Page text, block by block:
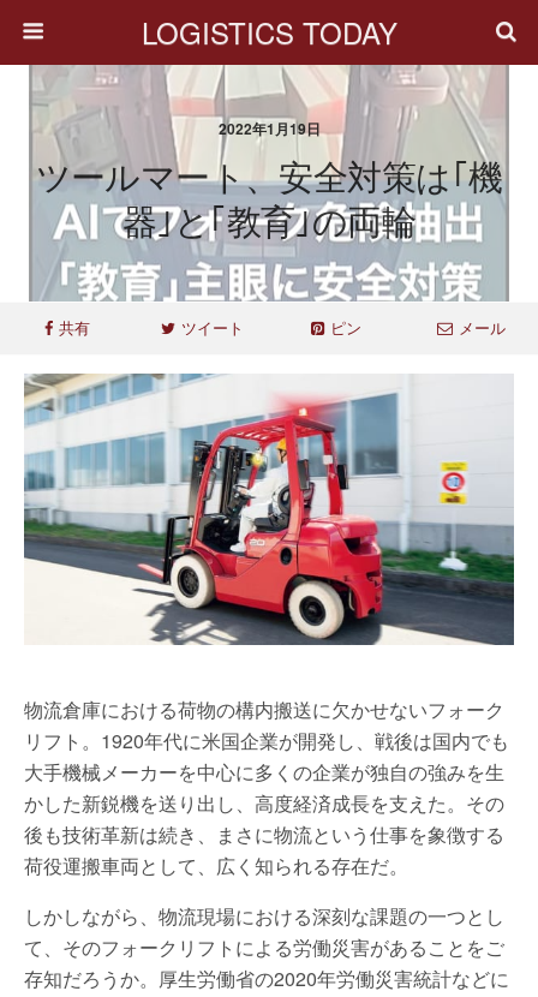
LOGISTICS TODAY
2022年1月19日
ツールマート、安全対策は｢機
器｣と｢教育｣の両輪
共有 ツイート ピン メール
物流倉庫における荷物の構内搬送に欠かせないフォーク
リフト。1920年代に米国企業が開発し、戦後は国内でも
大手機械メーカーを中心に多くの企業が独自の強みを生
かした新鋭機を送り出し、高度経済成長を支えた。その
後も技術革新は続き、まさに物流という仕事を象徴する
荷役運搬車両として、広く知られる存在だ。
しかしながら、物流現場における深刻な課題の一つとし
て、そのフォークリフトによる労働災害があることをご
存知だろうか。厚生労働省の2020年労働災害統計などに